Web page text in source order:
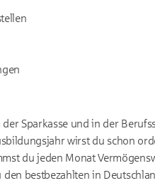
Sparkasse und in der
wirst du schon
du jeden Monat
best­bezahlten in